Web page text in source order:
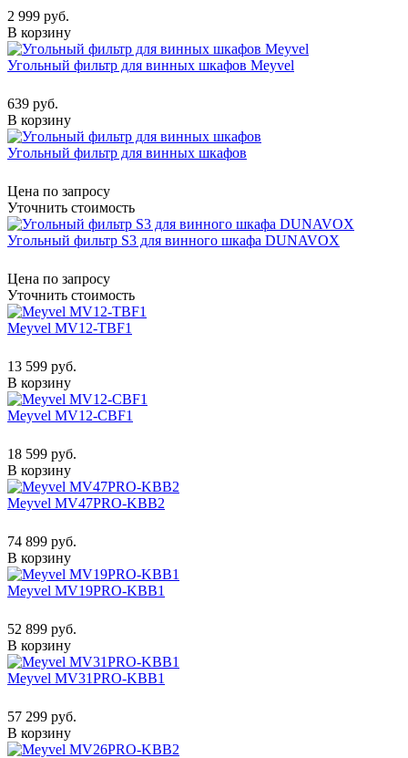
2 999 руб.
В корзину
Угольный фильтр для винных шкафов Meyvel
639 руб.
В корзину
Угольный фильтр для винных шкафов
Цена по запросу
Уточнить стоимость
Угольный фильтр S3 для винного шкафа DUNAVOX
Цена по запросу
Уточнить стоимость
Meyvel MV12-TBF1
13 599 руб.
В корзину
Meyvel MV12-CBF1
18 599 руб.
В корзину
Meyvel MV47PRO-KBB2
74 899 руб.
В корзину
Meyvel MV19PRO-KBB1
52 899 руб.
В корзину
Meyvel MV31PRO-KBB1
57 299 руб.
В корзину